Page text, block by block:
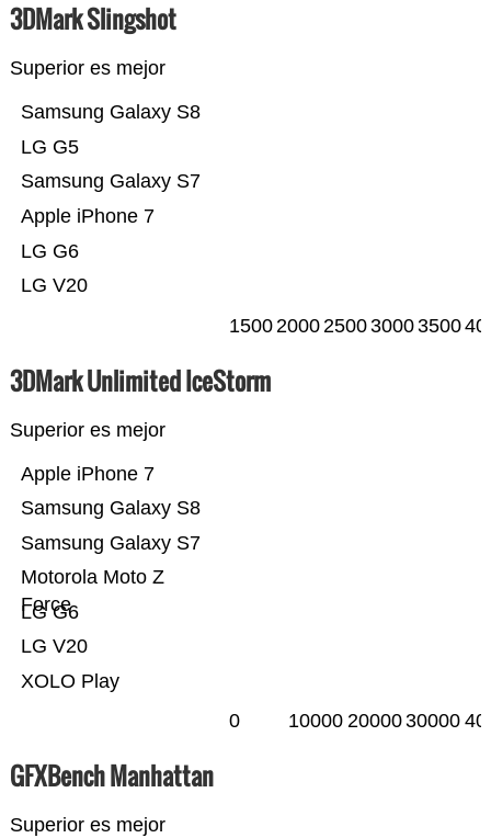
3DMark Slingshot
Superior es mejor
LG V20
LG G6
Apple iPhone 7
Samsung Galaxy S7
LG G5
Samsung Galaxy S8
15002000250030003500
3DMark Unlimited IceStorm
Superior es mejor
XOLO Play
LG V20
LG G6
Motorola Moto Z
Force
Samsung Galaxy S7
Samsung Galaxy S8
Apple iPhone 7
0 10000 2000030000
GFXBench Manhattan
Superior es mejor